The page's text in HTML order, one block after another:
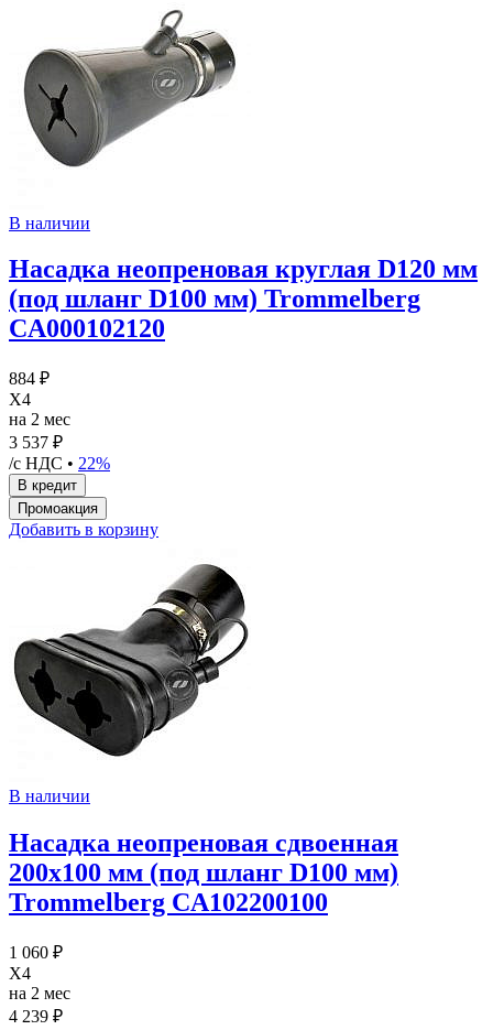
В наличии
Насадка неопреновая круглая D120 мм
(под шланг D100 мм) Trommelberg
CA000102120
884 ₽
X4
на 2 мес
3 537 ₽
/с НДС • 22%
Добавить в корзину
В наличии
Насадка неопреновая сдвоенная
200х100 мм (под шланг D100 мм)
Trommelberg CA102200100
1 060 ₽
X4
на 2 мес
4 239 ₽